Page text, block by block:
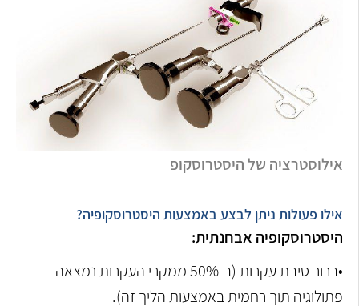
אילוסטרציה של היסטרוסקופ
אילו פעולות ניתן לבצע באמצעות היסטרוסקופיה?
היסטרוסקופיה אבחנתית:
•ברור סיבת עקרות (ב-50% ממקרי העקרות נמצאה
פתולוגיה תוך רחמית באמצעות הליך זה).